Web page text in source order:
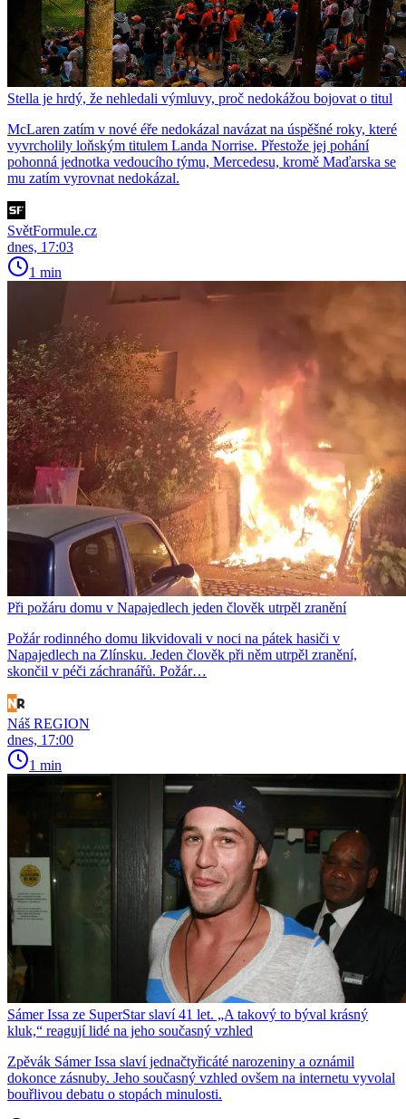
Stella je hrdý, že nehledali výmluvy, proč nedokážou bojovat o titul
McLaren zatím v nové éře nedokázal navázat na úspěšné roky, které
vyvrcholily loňským titulem Landa Norrise. Přestože jej pohání
pohonná jednotka vedoucího týmu, Mercedesu, kromě Maďarska se
mu zatím vyrovnat nedokázal.
SvětFormule.cz
dnes, 17:03
1 min
Při požáru domu v Napajedlech jeden člověk utrpěl zranění
Požár rodinného domu likvidovali v noci na pátek hasiči v
Napajedlech na Zlínsku. Jeden člověk při něm utrpěl zranění,
skončil v péči záchranářů. Požár…
Náš REGION
dnes, 17:00
1 min
Sámer Issa ze SuperStar slaví 41 let. „A takový to býval krásný
kluk,“ reagují lidé na jeho současný vzhled
Zpěvák Sámer Issa slaví jednačtyřicáté narozeniny a oznámil
dokonce zásnuby. Jeho současný vzhled ovšem na internetu vyvolal
bouřlivou debatu o stopách minulosti.